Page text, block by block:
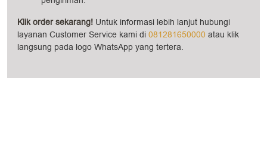
Klik order sekarang! Untuk informasi lebih lanjut hubungi
layanan Customer Service kami di 081281650000 atau klik
langsung pada logo WhatsApp yang tertera.